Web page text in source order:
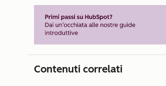
Contenuti correlati